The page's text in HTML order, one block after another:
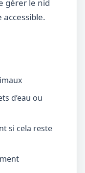
gérer le nid
accessible.
d’eau ou
si cela reste